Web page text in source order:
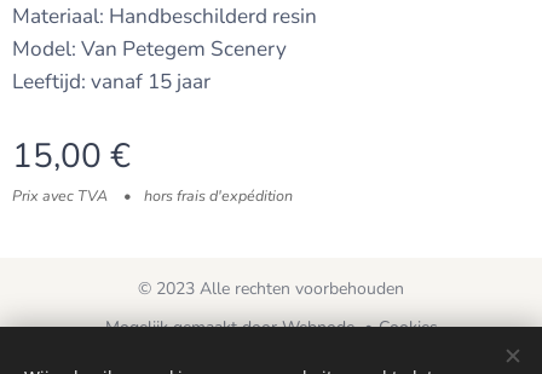
Materiaal: Handbeschilderd resin
Model: Van Petegem Scenery
Leeftijd: vanaf 15 jaar
15,00 €
Prix avec TVA hors frais d'expédition
© 2023 Alle rechten voorbehouden
Mogelijk gemaakt doorWebnode Cookies